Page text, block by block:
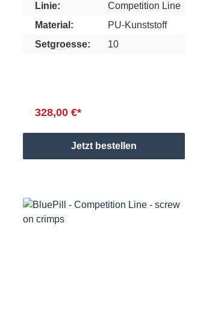
Linie:
Competition Line
Material:
PU-Kunststoff
Setgroesse:
10
328,00 €*
Jetzt bestellen